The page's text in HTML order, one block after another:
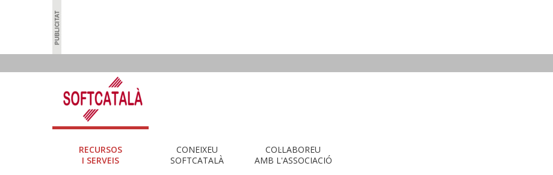
RECURSOS
I SERVEIS
CONEIXEU
SOFTCATALÀ
COL·LABOREU
AMB L'ASSOCIACIÓ